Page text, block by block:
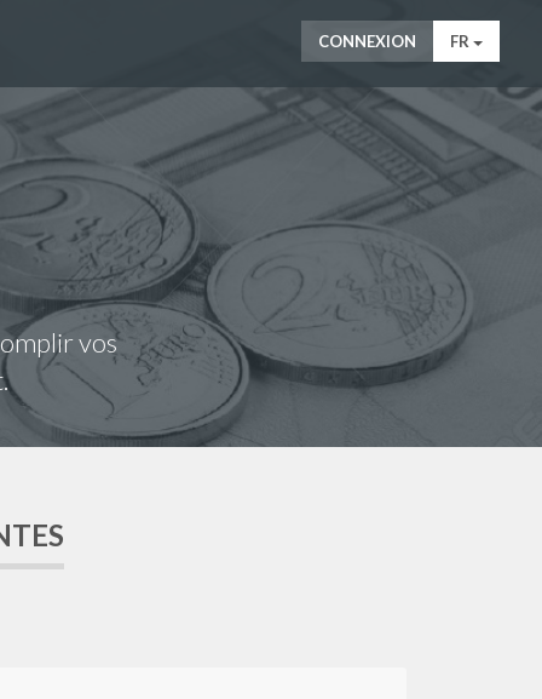
CONNEXION FR
vos